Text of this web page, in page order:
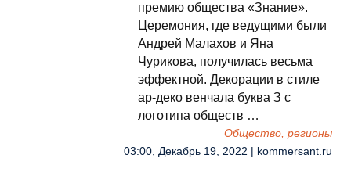
премию общества «Знание».
Церемония, где ведущими были
Андрей Малахов и Яна
Чурикова, получилась весьма
эффектной. Декорации в стиле
ар-деко венчала буква З с
логотипа обществ …
Общество, регионы
03:00, Декабрь 19, 2022 | kommersant.ru